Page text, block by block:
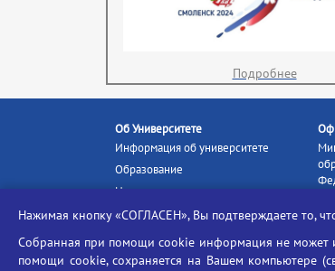
Подробнее
Об Университете
Информация об университете
Образование
Наука и инновации
Абитуриенту
Ассоциация выпускников
Нажимая кнопку «СОГЛАСЕН», Вы подтверждаете то,
Собранная при помощи cookie информация не может
помощи cookie, сохраняется на Вашем компьютере